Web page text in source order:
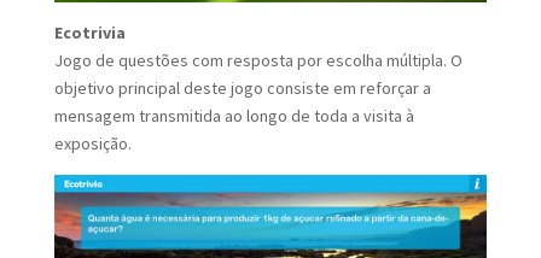
Ecotrivia
Jogo de questões com resposta por escolha múltipla. O
objetivo principal deste jogo consiste em reforçar a
mensagem transmitida ao longo de toda a visita à
exposição.